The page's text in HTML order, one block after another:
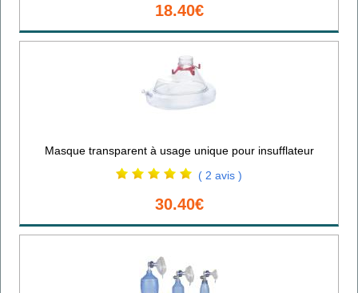
18.40€
Masque transparent à usage unique pour insufflateur
( 2 avis )
30.40€